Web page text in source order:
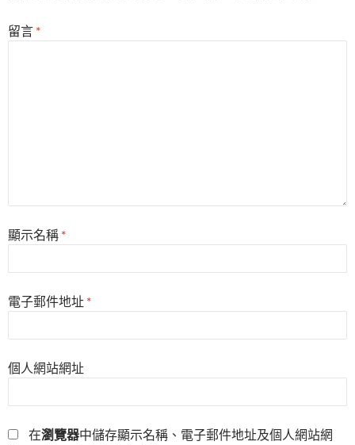
留言 *
顯示名稱 *
電子郵件地址 *
個人網站網址
在瀏覽器中儲存顯示名稱、電子郵件地址及個人網站網